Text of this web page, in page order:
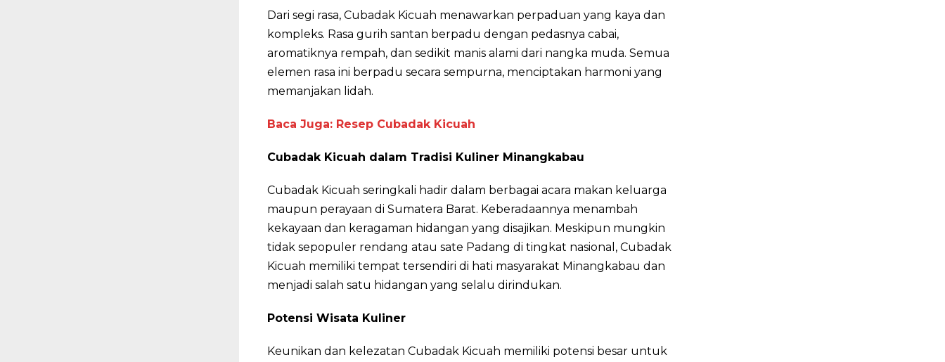
Dari segi rasa, Cubadak Kicuah menawarkan perpaduan yang kaya dan
kompleks. Rasa gurih santan berpadu dengan pedasnya cabai,
aromatiknya rempah, dan sedikit manis alami dari nangka muda. Semua
elemen rasa ini berpadu secara sempurna, menciptakan harmoni yang
memanjakan lidah.
Baca Juga: Resep Cubadak Kicuah
Cubadak Kicuah dalam Tradisi Kuliner Minangkabau
Cubadak Kicuah seringkali hadir dalam berbagai acara makan keluarga
maupun perayaan di Sumatera Barat. Keberadaannya menambah
kekayaan dan keragaman hidangan yang disajikan. Meskipun mungkin
tidak sepopuler rendang atau sate Padang di tingkat nasional, Cubadak
Kicuah memiliki tempat tersendiri di hati masyarakat Minangkabau dan
menjadi salah satu hidangan yang selalu dirindukan.
Potensi Wisata Kuliner
Keunikan dan kelezatan Cubadak Kicuah memiliki potensi besar untuk